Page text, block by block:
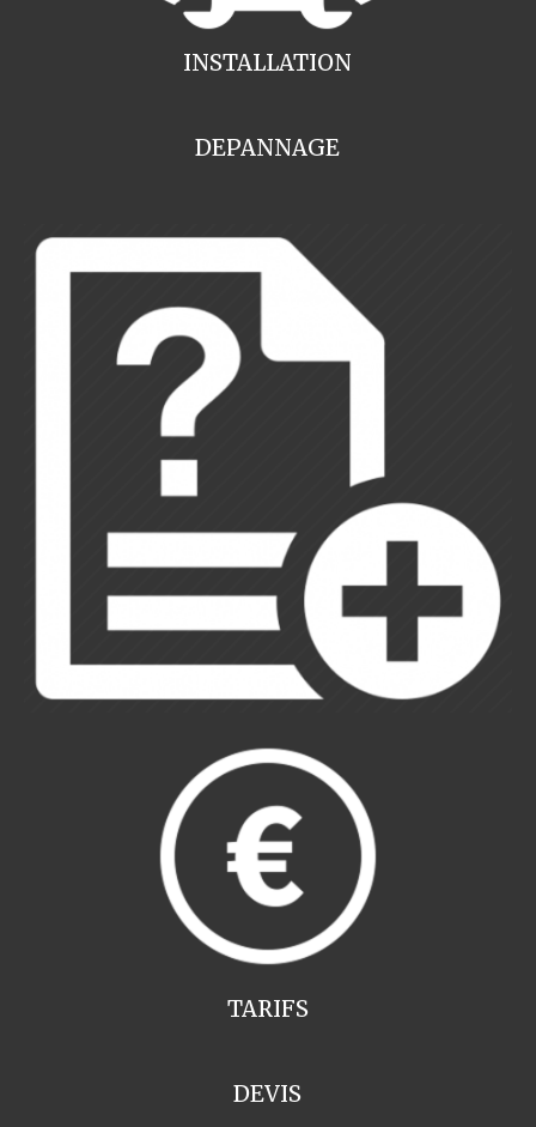
INSTALLATION
DEPANNAGE
TARIFS
DEVIS